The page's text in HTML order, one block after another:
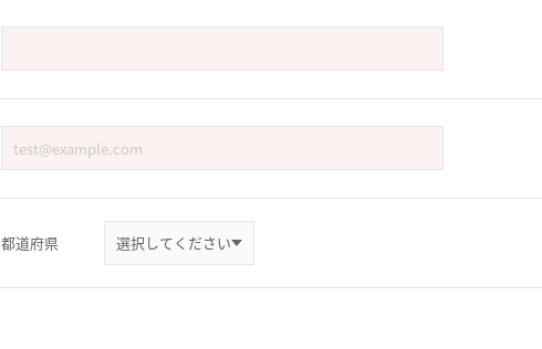
都道府県